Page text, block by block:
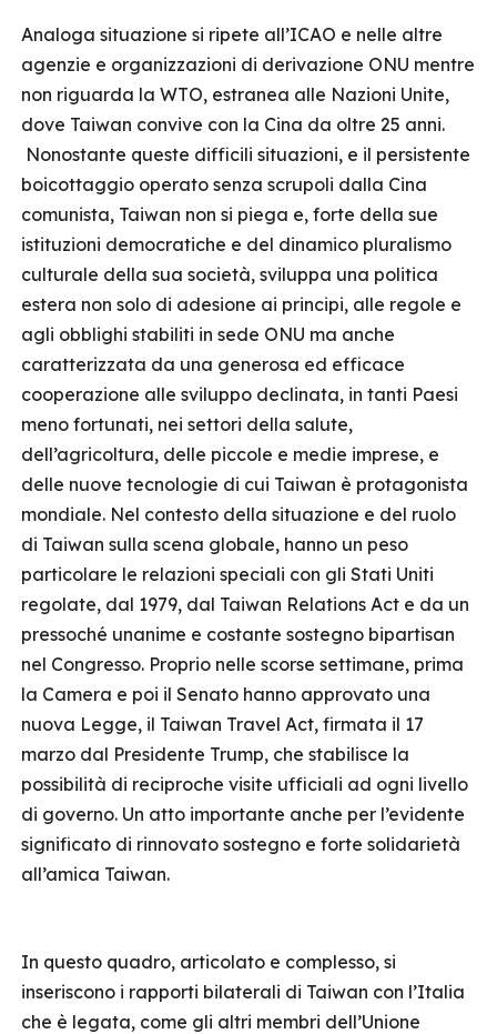
Analoga situazione si ripete all’ICAO e nelle altre
agenzie e organizzazioni di derivazione ONU mentre
non riguarda la WTO, estranea alle Nazioni Unite,
dove Taiwan convive con la Cina da oltre 25 anni.
Nonostante queste difficili situazioni, e il persistente
boicottaggio operato senza scrupoli dalla Cina
comunista, Taiwan non si piega e, forte della sue
istituzioni democratiche e del dinamico pluralismo
culturale della sua società, sviluppa una politica
estera non solo di adesione ai principi, alle regole e
agli obblighi stabiliti in sede ONU ma anche
caratterizzata da una generosa ed efficace
cooperazione alle sviluppo declinata, in tanti Paesi
meno fortunati, nei settori della salute,
dell’agricoltura, delle piccole e medie imprese, e
delle nuove tecnologie di cui Taiwan è protagonista
mondiale. Nel contesto della situazione e del ruolo
di Taiwan sulla scena globale, hanno un peso
particolare le relazioni speciali con gli Stati Uniti
regolate, dal 1979, dal Taiwan Relations Act e da un
pressoché unanime e costante sostegno bipartisan
nel Congresso. Proprio nelle scorse settimane, prima
la Camera e poi il Senato hanno approvato una
nuova Legge, il Taiwan Travel Act, firmata il 17
marzo dal Presidente Trump, che stabilisce la
possibilità di reciproche visite ufficiali ad ogni livello
di governo. Un atto importante anche per l’evidente
significato di rinnovato sostegno e forte solidarietà
all’amica Taiwan.
In questo quadro, articolato e complesso, si
inseriscono i rapporti bilaterali di Taiwan con l’Italia
che è legata, come gli altri membri dell’Unione